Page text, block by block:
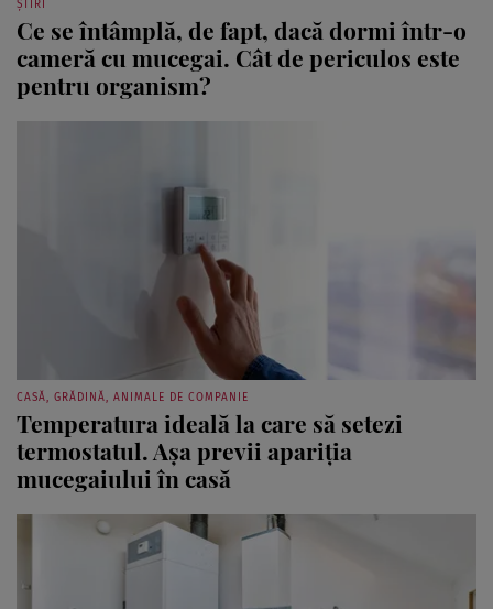
Ce se întâmplă, de fapt, dacă dormi într-o
cameră cu mucegai. Cât de periculos este
pentru organism?
Temperatura ideală la care să setezi
termostatul. Așa previi apariția
mucegaiului în casă